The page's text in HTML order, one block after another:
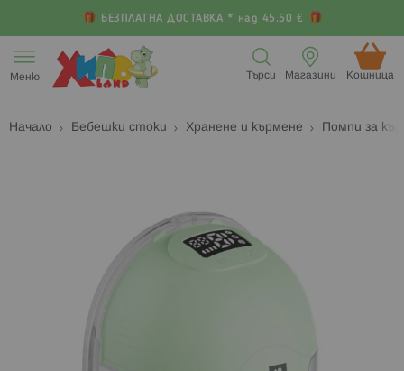
БЕЗПЛАТНА ДОСТАВКА * над 45.50 €
към
съдържанието
Меню Кошница (
Магазини
Търси
Начало Бебешки стоки Хранене и кърмене Помпи за